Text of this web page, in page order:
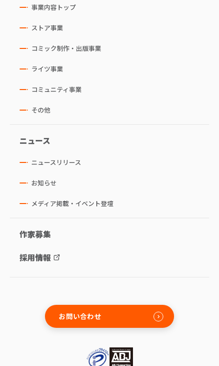
事業内容トップ
ストア事業
コミック制作・出版事業
ライツ事業
コミュニティ事業
その他
ニュース
ニュースリリース
お知らせ
メディア掲載・イベント登壇
作家募集
採用情報
お問い合わせ